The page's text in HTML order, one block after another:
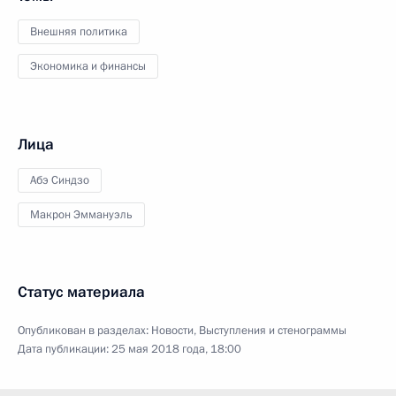
Внешняя политика
Экономика и финансы
Лица
Абэ Синдзо
Макрон Эммануэль
Статус материала
Опубликован в разделах: Новости, Выступления и стенограммы
Дата публикации:25 мая 2018 года, 18:00